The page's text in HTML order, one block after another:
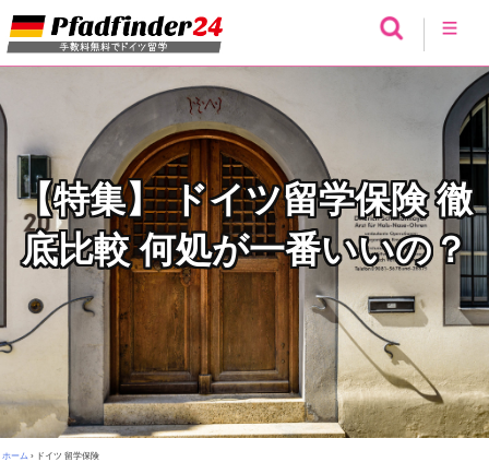
【特集】 ドイツ留学保険 徹
底比較 何処が一番いいの？
ホーム › ドイツ 留学保険